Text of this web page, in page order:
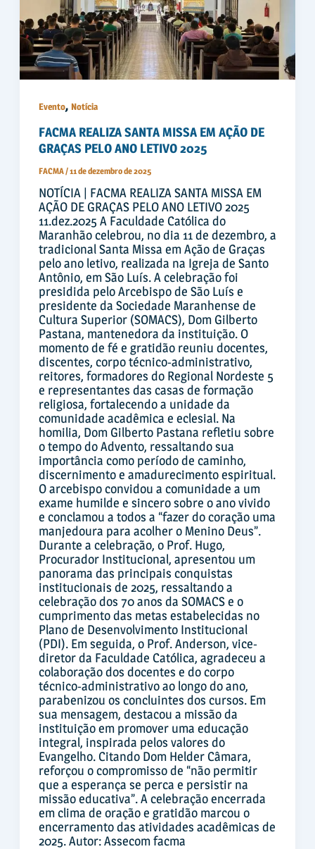
Evento, Notícia
FACMA REALIZA SANTA MISSA EM AÇÃO DE
GRAÇAS PELO ANO LETIVO 2025
FACMA/11 de dezembro de 2025
NOTÍCIA | FACMA REALIZA SANTA MISSA EM
AÇÃO DE GRAÇAS PELO ANO LETIVO 2025
11.dez.2025 A Faculdade Católica do
Maranhão celebrou, no dia 11 de dezembro, a
tradicional Santa Missa em Ação de Graças
pelo ano letivo, realizada na Igreja de Santo
Antônio, em São Luís. A celebração foi
presidida pelo Arcebispo de São Luís e
presidente da Sociedade Maranhense de
Cultura Superior (SOMACS), Dom Gilberto
Pastana, mantenedora da instituição. O
momento de fé e gratidão reuniu docentes,
discentes, corpo técnico-administrativo,
reitores, formadores do Regional Nordeste 5
e representantes das casas de formação
religiosa, fortalecendo a unidade da
comunidade acadêmica e eclesial. Na
homilia, Dom Gilberto Pastana refletiu sobre
o tempo do Advento, ressaltando sua
importância como período de caminho,
discernimento e amadurecimento espiritual.
O arcebispo convidou a comunidade a um
exame humilde e sincero sobre o ano vivido
e conclamou a todos a “fazer do coração uma
manjedoura para acolher o Menino Deus”.
Durante a celebração, o Prof. Hugo,
Procurador Institucional, apresentou um
panorama das principais conquistas
institucionais de 2025, ressaltando a
celebração dos 70 anos da SOMACS e o
cumprimento das metas estabelecidas no
Plano de Desenvolvimento Institucional
(PDI). Em seguida, o Prof. Anderson, vice-
diretor da Faculdade Católica, agradeceu a
colaboração dos docentes e do corpo
técnico-administrativo ao longo do ano,
parabenizou os concluintes dos cursos. Em
sua mensagem, destacou a missão da
instituição em promover uma educação
integral, inspirada pelos valores do
Evangelho. Citando Dom Helder Câmara,
reforçou o compromisso de “não permitir
que a esperança se perca e persistir na
missão educativa”. A celebração encerrada
em clima de oração e gratidão marcou o
encerramento das atividades acadêmicas de
2025. Autor: Assecom facma